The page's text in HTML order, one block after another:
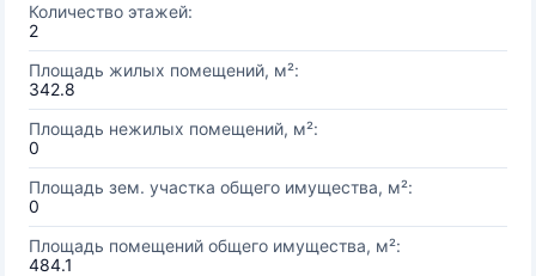
Количество этажей:
2
Площадь жилых помещений, м²:
342.8
Площадь нежилых помещений, м²:
0
Площадь зем. участка общего имущества, м²:
0
Площадь помещений общего имущества, м²:
484.1